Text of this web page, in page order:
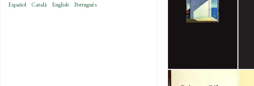
Español Català English Português